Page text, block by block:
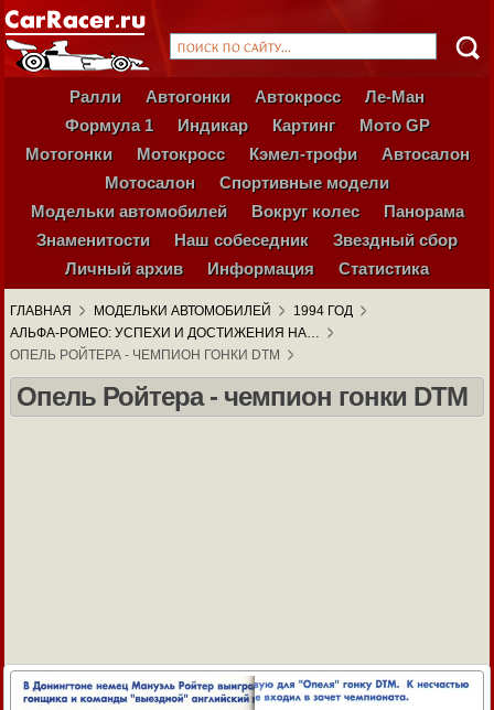
Ралли Автогонки Автокросс
Ле-Ман
Формула 1
Индикар Картинг
Мото GP
Мотогонки
Мотокросс Кэмел-трофи
Автосалон
Мотосалон
Спортивные модели
Модельки автомобилей
Вокруг колес
Панорама
Знаменитости
Наш собеседник
Звездный сбор
Личный архив
Информация Статистика
ГЛАВНАЯ МОДЕЛЬКИ АВТОМОБИЛЕЙ
1994 ГОД
АЛЬФА-РОМЕО: УСПЕХИ И ДОСТИЖЕНИЯ НА…
ОПЕЛЬ РОЙТЕРА - ЧЕМПИОН ГОНКИ DTM
Опель Ройтера - чемпион гонки DTM